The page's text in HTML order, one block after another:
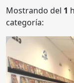
Mostrando del 1
categoría: